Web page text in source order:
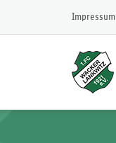
content
Impressum